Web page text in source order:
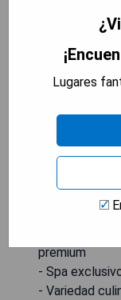
también se
hay centro
gimnasio
Aeropuerto
- Ubicación
- Piscinas
premium
- Spa
- Variedad
Lugares